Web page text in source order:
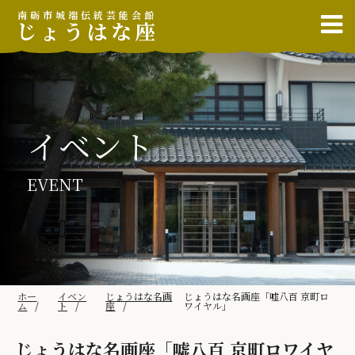
南砺市城端伝統芸能会館
じょうはな座
イベント
EVENT
ホー
ム
イベン
ト
じょうはな名画
座
じょうはな名画座「嘘八百 京町ロ
ワイヤル」
じょうはな名画座「嘘八百 京町ロワイヤ